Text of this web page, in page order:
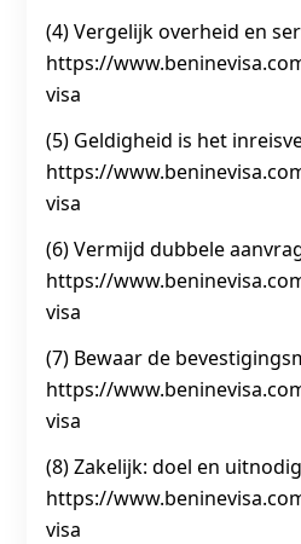
(4) Vergelijk overheid en
https://
visa
(5) Geldigheid is het
https://
visa
(6) Vermijd dubbele
https://
visa
(7) Bewaar de
https://
visa
(8) Zakelijk: doel en
https://
visa